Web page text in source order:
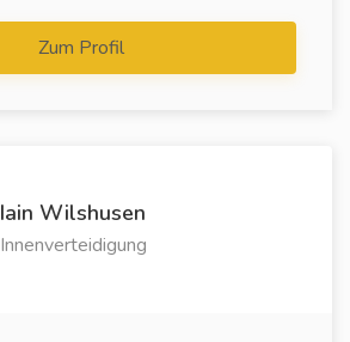
Zum Profil
Iain Wilshusen
Innenverteidigung